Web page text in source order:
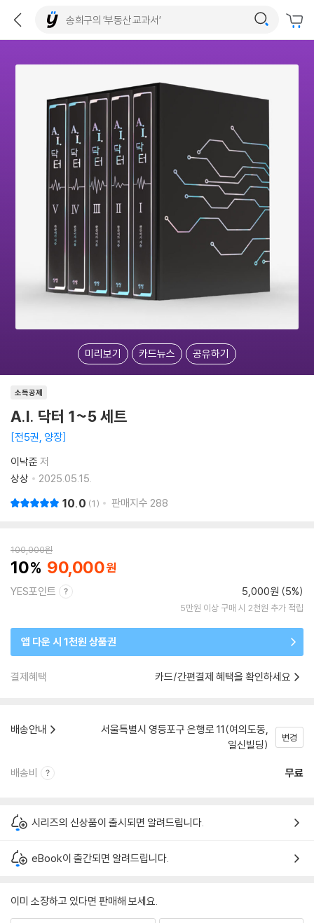
미리보기 카드뉴스 공유하기
소득공제
A.I. 닥터 1~5 세트
전5권, 양장
이낙준 저
상상
2025.05.15.
10.0 1 판매지수 288
100,000원
10 90,000
YES포인트 5,000원 (5%)
5만원 이상 구매 시 2천원 추가 적립
앱 다운 시 1천원 상품권
결제혜택 카드/간편결제 혜택을 확인하세요
배송안내
서울특별시 영등포구 은행로 11(여의도동,
일신빌딩)
변경
배송비 무료
시리즈의 신상품이 출시되면 알려드립니다.
eBook이 출간되면 알려드립니다.
이미 소장하고 있다면 판매해 보세요.